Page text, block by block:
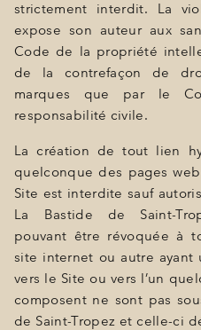
strictement interdit. La
expose son auteur aux
Code de la propriété
de la contrefaçon de
marques que par le
responsabilité civile.
La création de tout lien
quelconque des pages
Site est interdite sauf
La Bastide de Saint-
pouvant être révoquée à
site internet ou autre
vers le Site ou vers l’un
composent ne sont pas
de Saint-Tropez et celle-ci